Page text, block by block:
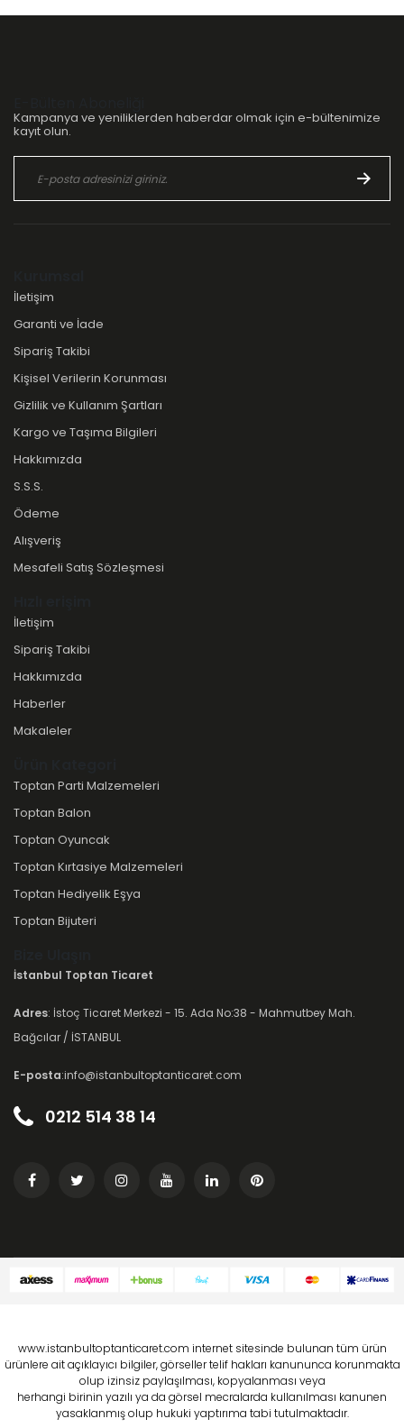
Kampanya ve yeniliklerden haberdar olmak için e-bültenimize
kayıt olun.
İletişim
Garanti ve İade
Sipariş Takibi
Kişisel Verilerin Korunması
Gizlilik ve Kullanım Şartları
Kargo ve Taşıma Bilgileri
Hakkımızda
S.S.S.
Ödeme
Alışveriş
Mesafeli Satış Sözleşmesi
İletişim
Sipariş Takibi
Hakkımızda
Haberler
Makaleler
Toptan Parti Malzemeleri
Toptan Balon
Toptan Oyuncak
Toptan Kırtasiye Malzemeleri
Toptan Hediyelik Eşya
Toptan Bijuteri
İstanbul Toptan Ticaret
Adres: İstoç Ticaret Merkezi - 15. Ada No:38 - Mahmutbey Mah.
Bağcılar / İSTANBUL
E-posta:info@istanbultoptanticaret.com
0212 514 38 14
www.istanbultoptanticaret.com internet sitesinde bulunan tüm ürün
ürünlere ait açıklayıcı bilgiler, görseller telif hakları kanununca korunmakta
olup izinsiz paylaşılması, kopyalanması veya
herhangi birinin yazılı ya da görsel mecralarda kullanılması kanunen
yasaklanmış olup hukuki yaptırıma tabi tutulmaktadır.